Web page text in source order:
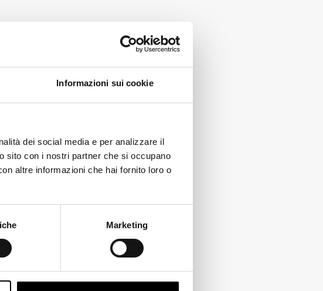
Informazioni sui cookie
dei social media e per analizzare il
sito con i nostri partner che si occupano
altre informazioni che hai fornito loro o
Marketing
mit 44 von 50 Punkten als
Das Urteil der Redaktion:
abseits des Motorrads angenehm
language?